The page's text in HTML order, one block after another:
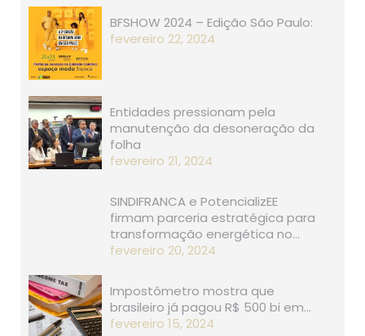
BFSHOW 2024 – Edição São Paulo:
fevereiro 22, 2024
Entidades pressionam pela
manutenção da desoneração da
folha
fevereiro 21, 2024
SINDIFRANCA e PotencializEE
firmam parceria estratégica para
transformação energética no…
fevereiro 20, 2024
Impostômetro mostra que
brasileiro já pagou R$ 500 bi em…
fevereiro 15, 2024